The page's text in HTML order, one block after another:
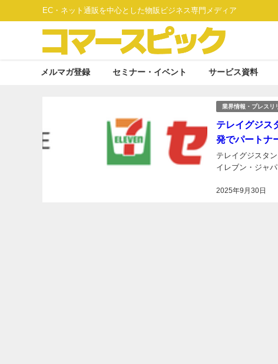
EC・ネット通販を中心とした物販ビジネス専門メディア
メルマガ登録 セミナー・イベント サービス資料
業界情報・プレスリ
テレイグジス
発でパートナ
2025年9月30日
テレイグジスタ
イレブン・ジャ